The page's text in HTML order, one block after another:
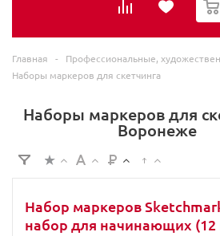
Главная - Профессиональные,
Наборы маркеров для скетчинга
Наборы маркеров для
Воронеже
Набор маркеров
набор для начинающих (12